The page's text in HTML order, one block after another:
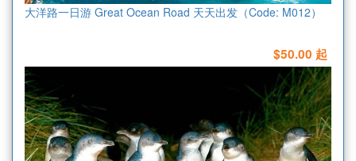
大洋路一日游 Great Ocean Road 天天出发（Code: M012）
$50.00 起